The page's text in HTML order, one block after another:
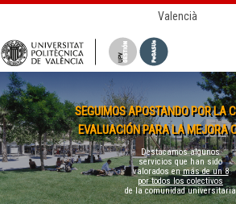
Valencià
SEGUIMOS APOSTANDO POR LA
EVALUACIÓN PARA LA MEJORA
Destacamos algunos
servicios que han sido
valorados enmás de un 8
por todos los colectivos
de la comunidad universitaria